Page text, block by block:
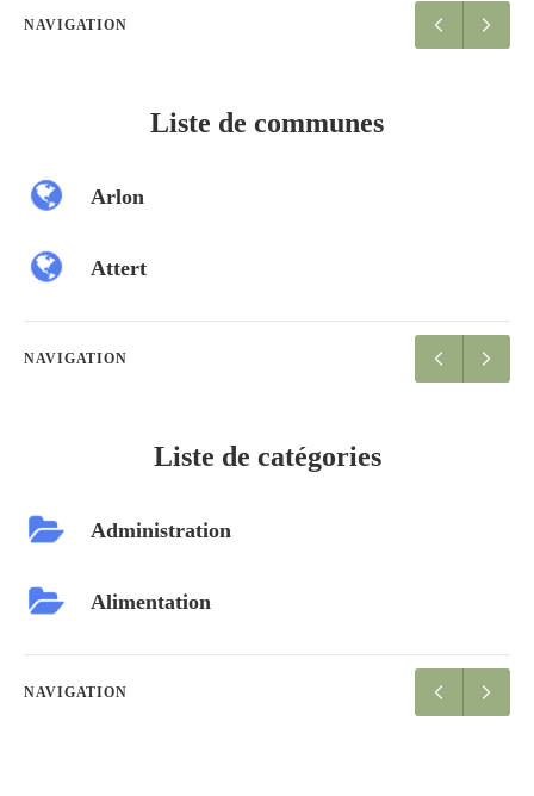
NAVIGATION
Liste de communes
Arlon
Attert
NAVIGATION
Liste de catégories
Administration
Alimentation
NAVIGATION